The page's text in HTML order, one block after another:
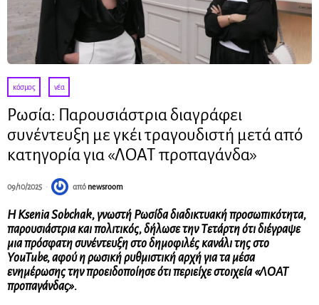
κόσμος · νέα
Ρωσία: Παρουσιάστρια διαγράφει
συνέντευξη με γκέι τραγουδιστή μετά από
κατηγορία για «ΛΟΑΤ προπαγάνδα»
09/10/2025 από newsroom
Η Ksenia Sobchak, γνωστή Ρωσίδα διαδικτυακή προσωπικότητα,
παρουσιάστρια και πολιτικός, δήλωσε την Τετάρτη ότι διέγραψε
μια πρόσφατη συνέντευξη στο δημοφιλές κανάλι της στο
YouTube, αφού η ρωσική ρυθμιστική αρχή για τα μέσα
ενημέρωσης την προειδοποίησε ότι περιείχε στοιχεία «ΛΟΑΤ
προπαγάνδας».